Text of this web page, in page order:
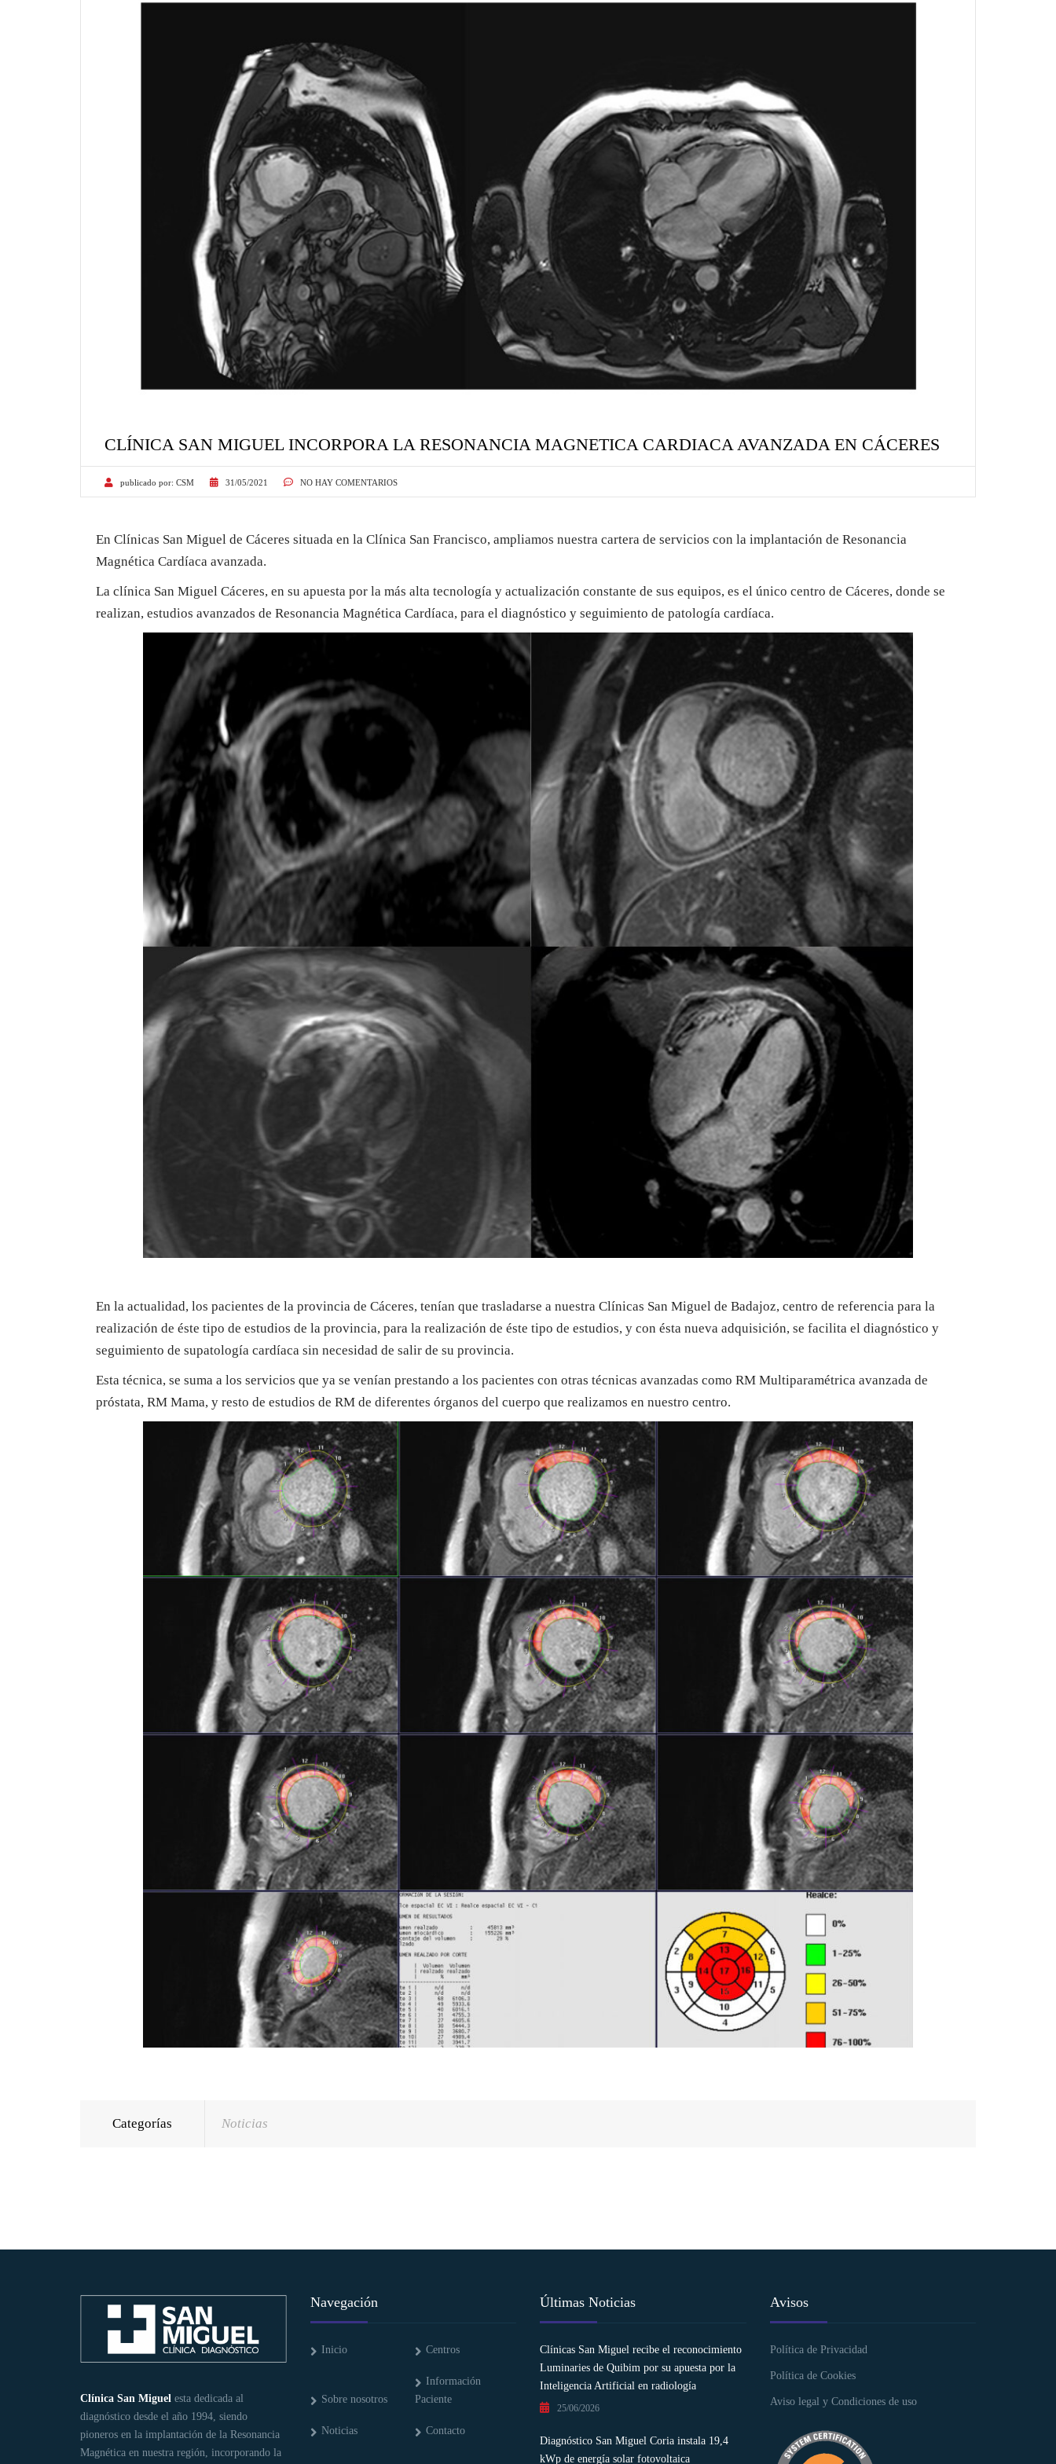
CLÍNICA SAN MIGUEL INCORPORA LA RESONANCIA MAGNETICA CARDIACA AVANZADA EN CÁCERES
publicado por: CSM 31/05/2021 NO HAY COMENTARIOS
En Clínicas San Miguel de Cáceres situada en la Clínica San Francisco, ampliamos nuestra cartera de servicios con la implantación de Resonancia
Magnética Cardíaca avanzada.
La clínica San Miguel Cáceres, en su apuesta por la más alta tecnología y actualización constante de sus equipos, es el único centro de Cáceres, donde se
realizan, estudios avanzados de Resonancia Magnética Cardíaca, para el diagnóstico y seguimiento de patología cardíaca.
En la actualidad, los pacientes de la provincia de Cáceres, tenían que trasladarse a nuestra Clínicas San Miguel de Badajoz, centro de referencia para la
realización de éste tipo de estudios de la provincia, para la realización de éste tipo de estudios, y con ésta nueva adquisición, se facilita el diagnóstico y
seguimiento de supatología cardíaca sin necesidad de salir de su provincia.
Esta técnica, se suma a los servicios que ya se venían prestando a los pacientes con otras técnicas avanzadas como RM Multiparamétrica avanzada de
próstata, RM Mama, y resto de estudios de RM de diferentes órganos del cuerpo que realizamos en nuestro centro.
Categorías Noticias
Clínica San Miguel esta dedicada al
diagnóstico desde el año 1994, siendo
pioneros en la implantación de la Resonancia
Magnética en nuestra región, incorporando la
Navegación
Inicio Centros
Sobre nosotros
Información
Paciente
Noticias Contacto
Últimas Noticias
Clínicas San Miguel recibe el reconocimiento
Luminaries de Quibim por su apuesta por la
Inteligencia Artificial en radiología
25/06/2026
Diagnóstico San Miguel Coria instala 19,4
kWp de energía solar fotovoltaica
Avisos
Política de Privacidad
Política de Cookies
Aviso legal y Condiciones de uso